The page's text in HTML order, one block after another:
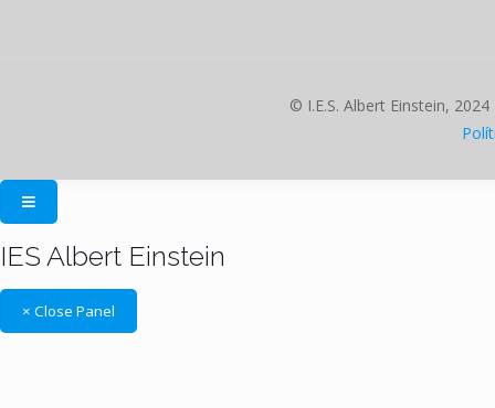
© I.E.S. Albert Einstein,
IES Albert Einstein
× Close Panel